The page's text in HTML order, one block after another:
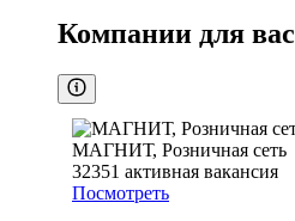
Компании для вас
МАГНИТ, Розничная сеть
32351 активная вакансия
Посмотреть